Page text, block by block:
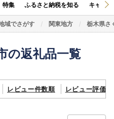
特集 ふるさと納税を知る キャン
域でさがす 関東地方 栃木県さ
の返礼品一覧
レビュー件数順 レビュー評価順